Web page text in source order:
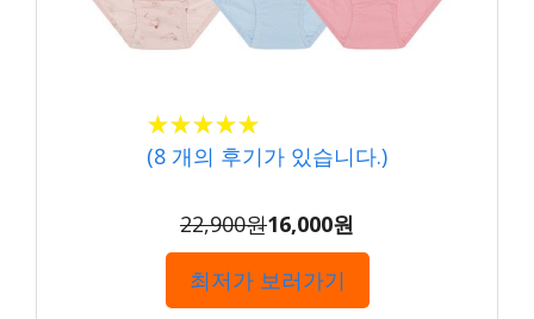
★★★★★
★★★★★
(8 개의 후기가 있습니다.)
22,900원16,000원
최저가 보러가기